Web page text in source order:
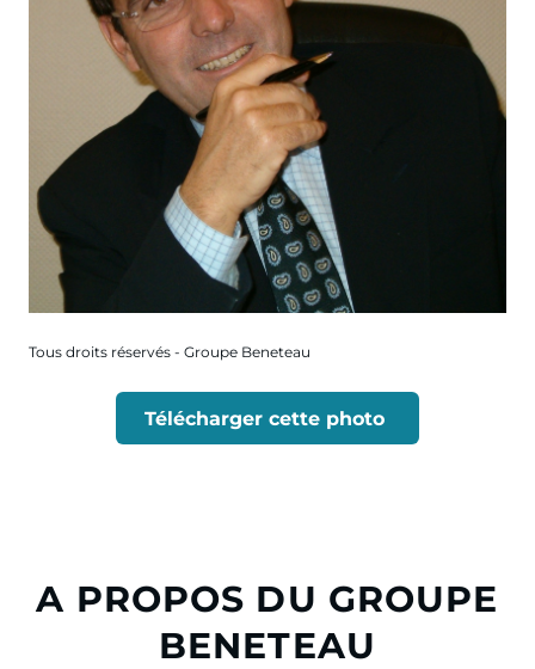
Tous droits réservés - Groupe Beneteau
Télécharger cette photo
A PROPOS DU GROUPE
BENETEAU